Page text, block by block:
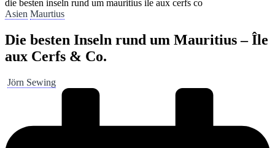
die besten inseln rund um mauritius ile aux cerfs co
Posted
Asien Maurtius
Die besten Inseln rund um Mauritius – Île
aux Cerfs & Co.
Posted
Jörn Sewing